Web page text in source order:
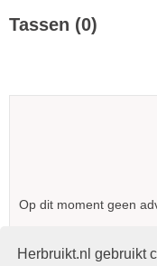
Herbruikt.nl gebruikt
Tassen (0)
Op dit moment geen